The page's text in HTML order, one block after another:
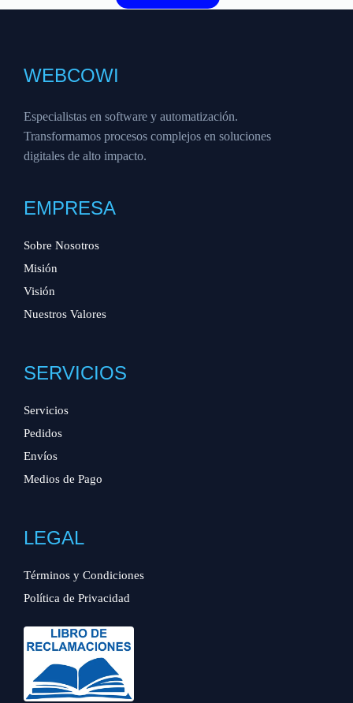
WEBCOWI
Especialistas en software y automatización.
Transformamos procesos complejos en soluciones
digitales de alto impacto.
EMPRESA
Sobre Nosotros
Misión
Visión
Nuestros Valores
SERVICIOS
Servicios
Pedidos
Envíos
Medios de Pago
LEGAL
Términos y Condiciones
Política de Privacidad